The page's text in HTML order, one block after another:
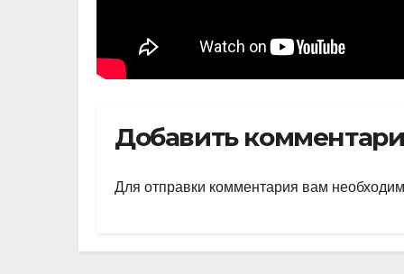
Добавить
Для отправки комментария вам